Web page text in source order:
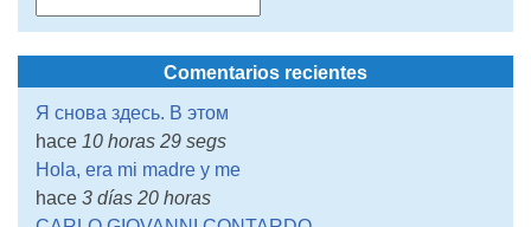
Comentarios recientes
Я снова здесь. В этом
hace 10 horas 29 segs
Hola, era mi madre y me
hace 3 días 20 horas